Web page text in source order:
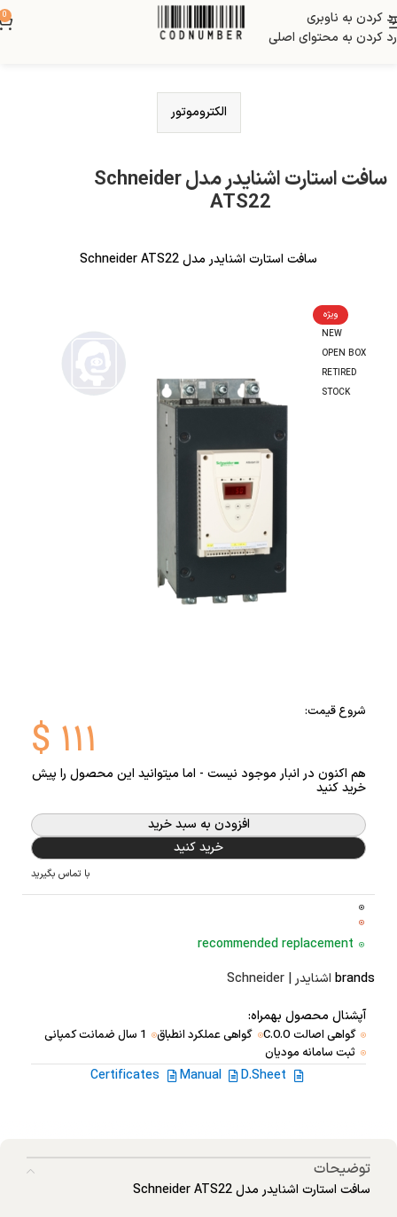
رد کردن به ناوبری
رد کردن به محتوای اصلی
0
الکتروموتور
سافت استارت اشنایدر مدل Schneider
ATS22
سافت استارت اشنایدر مدل Schneider ATS22
ویژه
NEW
OPEN BOX
RETIRED
STOCK
شروع قیمت:
$ ۱۱۱
هم اکنون در انبار موجود نیست - اما میتوانید این محصول را پیش
خرید کنید
افزودن به سبد خرید
خرید کنید
با تماس بگیرید
recommended replacement
brands اشنایدر | Schneider
آپشنال محصول بهمراه:
گواهی اصالت C.O.O گواهی عملکرد انطباق
1 سال ضمانت کمپانی
ثبت سامانه مودیان
D.Sheet
Manual
Certificates
توضیحات
سافت استارت اشنایدر مدل Schneider ATS22